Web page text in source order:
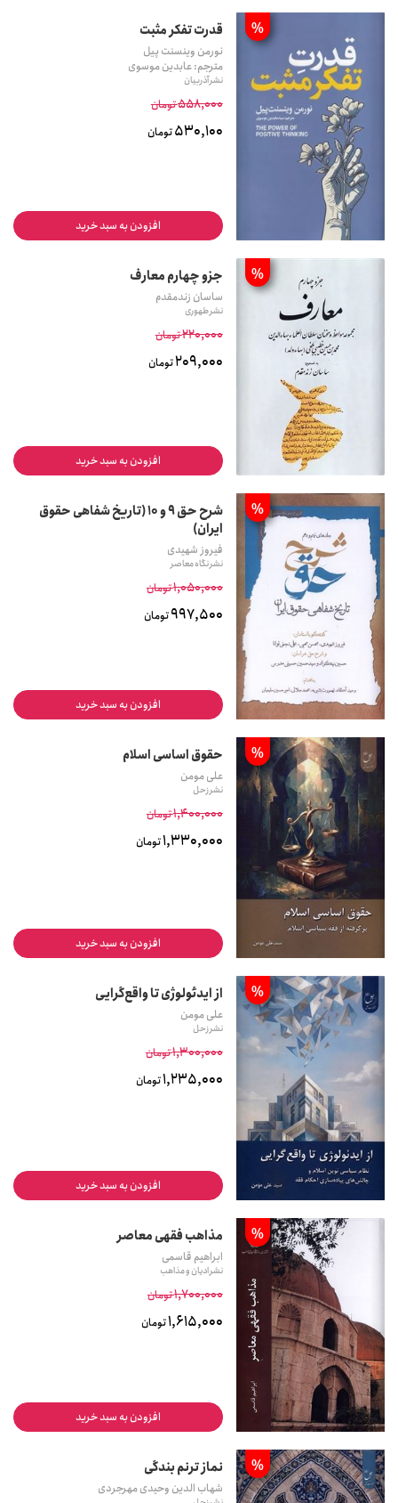
% قدرت تفکر مثبت
نورمن وینسنت پیل
مترجم: عابدین موسوی
نشر آذربیان
558,000تومان
530,100تومان
افزودن به سبد خرید
% جزو چهارم معارف
ساسان زندمقدم
نشر طهوری
220,000تومان
209,000تومان
افزودن به سبد خرید
%
شرح حق 9 و 10 (تاریخ شفاهی حقوق
ایران)
فیروز شهیدی
نشر نگاه معاصر
1,050,000تومان
997,500تومان
افزودن به سبد خرید
% حقوق اساسی اسلام
علی مومن
نشر زحل
1,400,000تومان
1,330,000تومان
افزودن به سبد خرید
% از ایدئولوژی تا واقع‌گرایی
علی مومن
نشر زحل
1,300,000تومان
1,235,000تومان
افزودن به سبد خرید
% مذاهب فقهی معاصر
ابراهیم قاسمی
نشر ادیان و مذاهب
1,700,000تومان
1,615,000تومان
افزودن به سبد خرید
% نماز ترنم بندگی
شهاب الدین وحیدی مهرجردی